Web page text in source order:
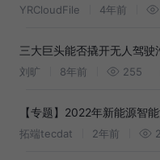
YRCloudFile 4年前
三大巨头能否撬开无人驾驶
刘旷 8年前 255
【专题】2022年新能源智
PDF合集分享（附原数据表
拓端tecdat 2年前